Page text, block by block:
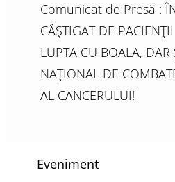
Comunicat de Presă :
CÂȘTIGAT DE
LUPTA CU BOALA,
NAȚIONAL DE
AL CANCERULUI!
Eveniment